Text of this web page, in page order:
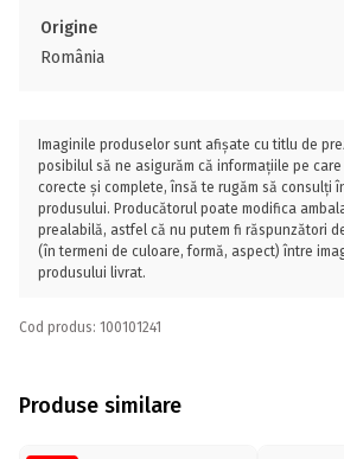
Origine
România
Imaginile produselor sunt afișate cu titlu de
posibilul să ne asigurăm că informațiile pe
corecte și complete, însă te rugăm să consulți
produsului. Producătorul poate modifica
prealabilă, astfel că nu putem fi răspunzători
(în termeni de culoare, formă, aspect) între
produsului livrat.
Cod produs: 100101241
Produse similare